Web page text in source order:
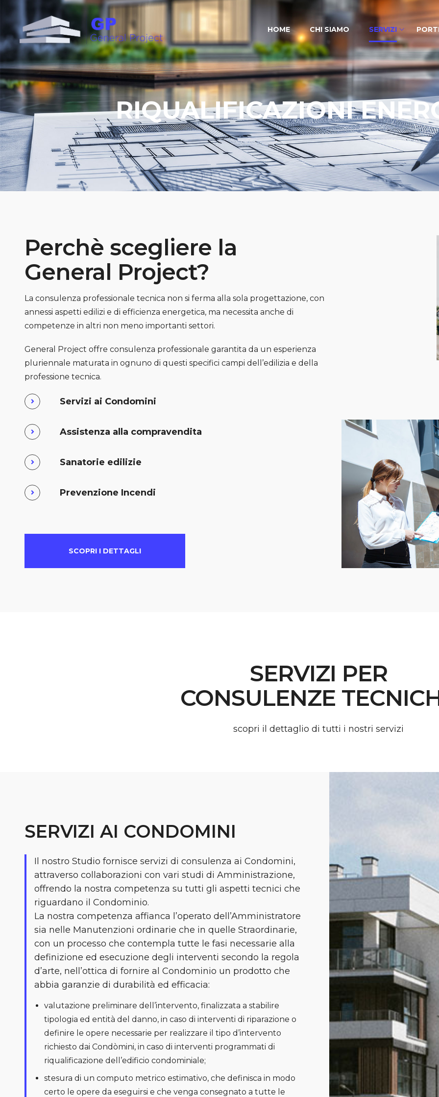
HOME CHI SIAMO SERVIZI
RIQUALIFICAZIONI
Perchè scegliere la
General Project?
La consulenza professionale tecnica non si ferma alla sola progettazione, con
annessi aspetti edilizi e di efficienza energetica, ma necessita anche di
competenze in altri non meno importanti settori.
General Project offre consulenza professionale garantita da un esperienza
pluriennale maturata in ognuno di questi specifici campi dell’edilizia e della
professione tecnica.
Servizi ai Condomini
Assistenza alla compravendita
Sanatorie edilizie
Prevenzione Incendi
SCOPRI I DETTAGLI
SERVIZI PER
CONSULENZE
scopri il dettaglio di tutti i nostri servizi
SERVIZI AI CONDOMINI
Il nostro Studio fornisce servizi di consulenza ai Condomini,
attraverso collaborazioni con vari studi di Amministrazione,
offrendo la nostra competenza su tutti gli aspetti tecnici che
riguardano il Condominio.
La nostra competenza affianca l’operato dell’Amministratore
sia nelle Manutenzioni ordinarie che in quelle Straordinarie,
con un processo che contempla tutte le fasi necessarie alla
definizione ed esecuzione degli interventi secondo la regola
d’arte, nell’ottica di fornire al Condominio un prodotto che
abbia garanzie di durabilità ed efficacia:
valutazione preliminare dell’intervento, finalizzata a stabilire
tipologia ed entità del danno, in caso di interventi di riparazione o
definire le opere necessarie per realizzare il tipo d’intervento
richiesto dai Condòmini, in caso di interventi programmati di
riqualificazione dell’edificio condominiale;
stesura di un computo metrico estimativo, che definisca in modo
certo le opere da eseguirsi e che venga consegnato a tutte le